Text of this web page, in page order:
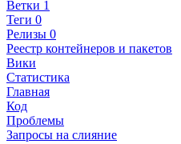
Ветки 1
Теги 0
Релизы 0
Реестр контейнеров и пакетов
Вики
Статистика
Главная
Код
Проблемы
Запросы на слияние